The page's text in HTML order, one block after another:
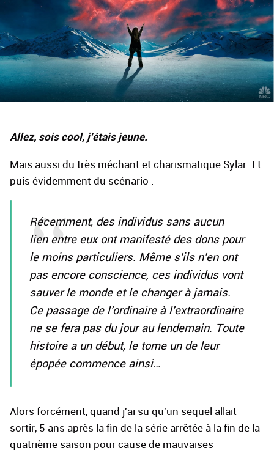
Allez, sois cool, j'étais jeune.
Mais aussi du très méchant et charismatique Sylar. Et
puis évidemment du scénario :
Récemment, des individus sans aucun
lien entre eux ont manifesté des dons pour
le moins particuliers. Même s'ils n'en ont
pas encore conscience, ces individus vont
sauver le monde et le changer à jamais.
Ce passage de l'ordinaire à l'extraordinaire
ne se fera pas du jour au lendemain. Toute
histoire a un début, le tome un de leur
épopée commence ainsi…
Alors forcément, quand j'ai su qu'un sequel allait
sortir, 5 ans après la fin de la série arrêtée à la fin de la
quatrième saison pour cause de mauvaises